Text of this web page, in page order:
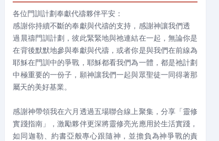
各位門訓計劃奉獻代禱夥伴平安：
感謝你持續不斷的奉獻與代禱的支持，感謝神讓我們透
過晨禱門訓計劃，彼此緊緊地與祂連結在一起，無論你是
在背後默默地參與奉獻與代禱，或者你是與我們在前線為
耶穌在門訓中的爭戰，耶穌都看我們為一體，都是祂計劃
中極重要的一份子，願神讓我們一起與眾聖徒一同得著那
屬天的美好基業。
感謝神帶領我在六月透過五場聯合線上聚集，分享「靈修
實踐指南」，激勵夥伴更深將靈修亮光應用於生活實踐，
如同迦勒、約書亞般專心跟隨神，並擔負為神爭戰的責